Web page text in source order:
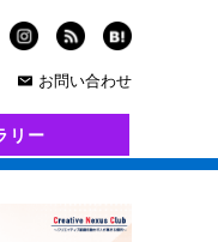
お問い合わせ
リー